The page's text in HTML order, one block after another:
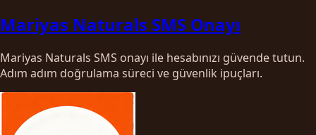
Mariyas Naturals SMS Onayı
Mariyas Naturals SMS onayı ile hesabınızı güvende tutun.
Adım adım doğrulama süreci ve güvenlik ipuçları.